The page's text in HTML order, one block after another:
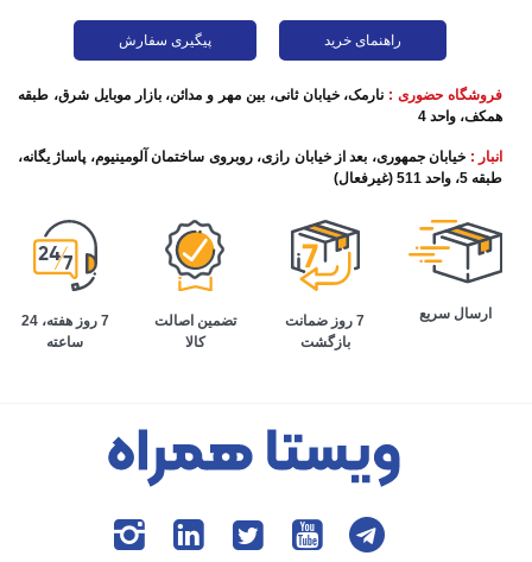
راهنمای خرید پیگیری سفارش
فروشگاه حضوری : نارمک، خیابان ثانی، بین مهر و مدائن، بازار موبایل شرق، طبقه
همکف، واحد 4
انبار : خیابان جمهوری، بعد از خیابان رازی، روبروی ساختمان آلومینیوم، پاساژ یگانه،
طبقه 5، واحد 511 (غیرفعال)
ارسال سریع
7 روز ضمانت
بازگشت
تضمین اصالت
کالا
7 روز هفته، 24
ساعته